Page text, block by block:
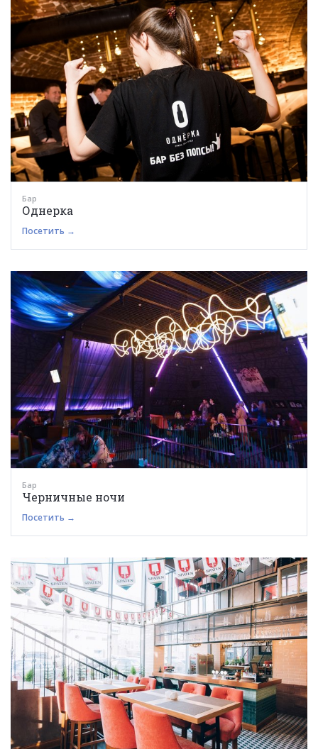
Бар
Однерка
Посетить →
Бар
Черничные ночи
Посетить →